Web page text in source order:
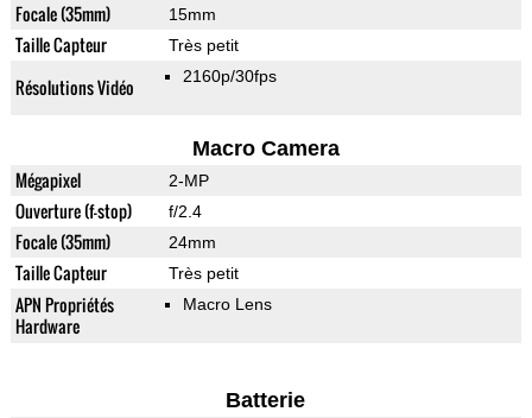
Focale (35mm) 15mm
Taille Capteur Très petit
Résolutions Vidéo 2160p/30fps
Macro Camera
Mégapixel 2-MP
Ouverture (f-stop) f/2.4
Focale (35mm) 24mm
Taille Capteur Très petit
APN Propriétés
Hardware
Macro Lens
Batterie